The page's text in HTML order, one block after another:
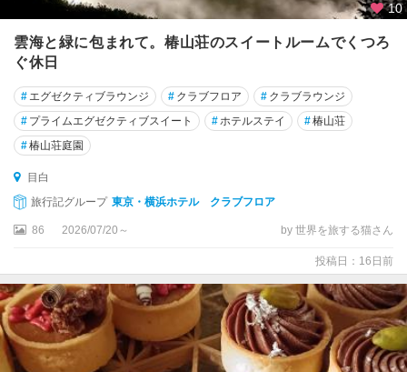
水
道
橋
銀
座
・
築
地
月
島
谷
・
原
宿
・
10
雲海と緑に包まれて。椿山荘のスイートルームでくつろ
ぐ休日
# エグゼクティブラウンジ # クラブフロア # クラブラウンジ
# プライムエグゼクティブスイート #ホテルステイ #椿山荘
#椿山荘庭園
目白
旅行記グループ 東京・横浜ホテル クラブフロア
86 2026/07/20～ by 世界を旅する猫さん
投稿日：16日前